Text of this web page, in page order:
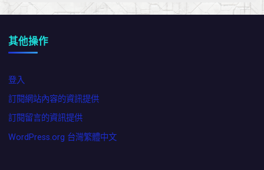
其他操作
登入
訂閱網站內容的資訊提供
訂閱留言的資訊提供
WordPress.org 台灣繁體中文